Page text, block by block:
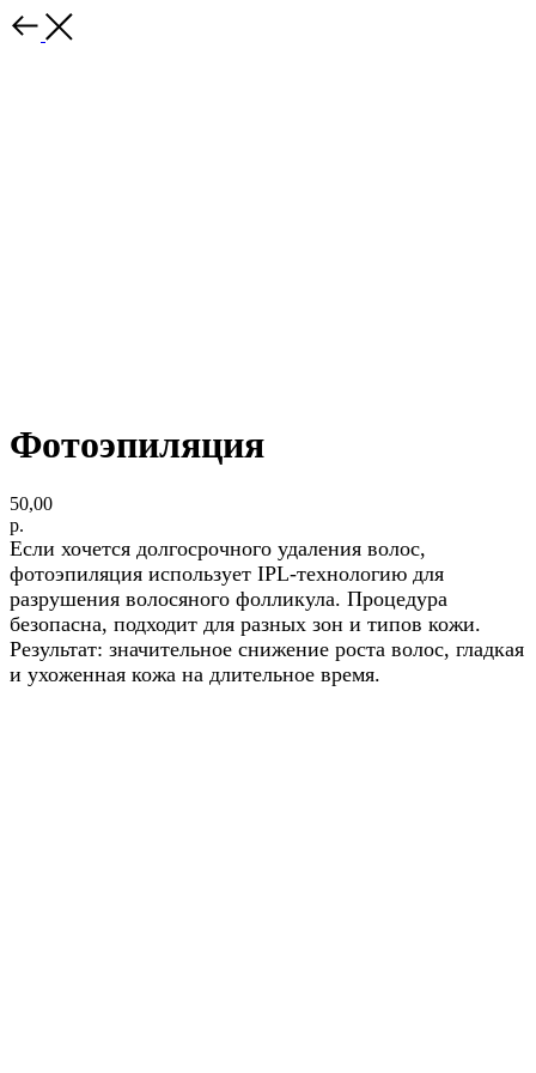
Фотоэпиляция
50,00
р.
Если хочется долгосрочного удаления волос,
фотоэпиляция использует IPL-технологию для
разрушения волосяного фолликула. Процедура
безопасна, подходит для разных зон и типов кожи.
Результат: значительное снижение роста волос, гладкая
и ухоженная кожа на длительное время.